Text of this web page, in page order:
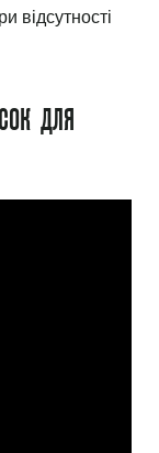
відсутності
для